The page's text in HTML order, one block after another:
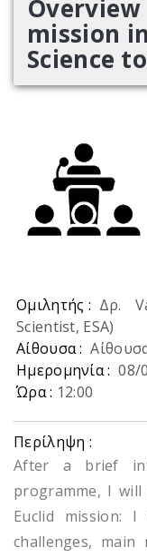
mission
Science
Ομιλητής : Δρ.
Scientist, ESA)
Αίθουσα :
Ημερομηνία :08/
Ώρα : 12:00
Περίληψη :
After a brief
programme, I
Euclid mission: I
challenges,